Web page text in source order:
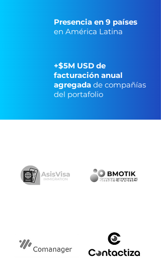
Presencia en 9 países
en América Latina
+$5M USD de
facturación anual
agregada de compañías
del portafolio